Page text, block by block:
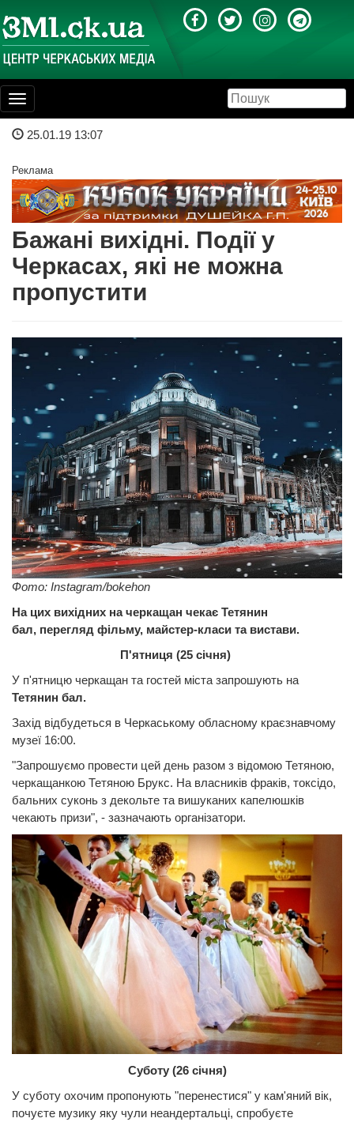
Toggle
navigation
25.01.19 13:07
Реклама
Бажані вихідні. Події у
Черкасах, які не можна
пропустити
Фото: Instagram/bokehon
На цих вихідних на черкащан чекає Тетянин
бал, перегляд фільму, майстер-класи та вистави.
П'ятниця (25 січня)
У п'ятницю черкащан та гостей міста запрошують на
Тетянин бал.
Захід відбудеться в Черкаському обласному краєзнавчому
музеї 16:00.
"Запрошуємо провести цей день разом з відомою Тетяною,
черкащанкою Тетяною Брукс. На власників фраків, токсідо,
бальних суконь з декольте та вишуканих капелюшків
чекають призи", - зазначають організатори.
Суботу (26 січня)
У суботу охочим пропонують "перенестися" у кам'яний вік,
почуєте музику яку чули неандертальці, спробуєте